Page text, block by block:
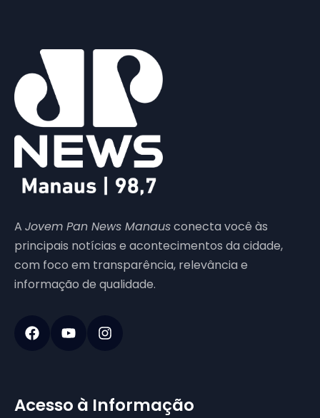
A Jovem Pan News Manausconecta você às
principais notícias e acontecimentos da cidade,
com foco em transparência, relevância e
informação de qualidade.
Acesso à Informação